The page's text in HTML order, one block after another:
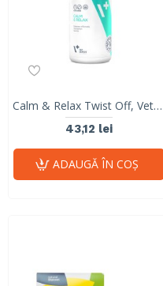
Calm & Relax Twist Off, VetExpert, 30 capsule
43,12 lei
ADAUGĂ ÎN COŞ